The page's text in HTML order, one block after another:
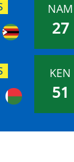
NAM
27
KEN
51